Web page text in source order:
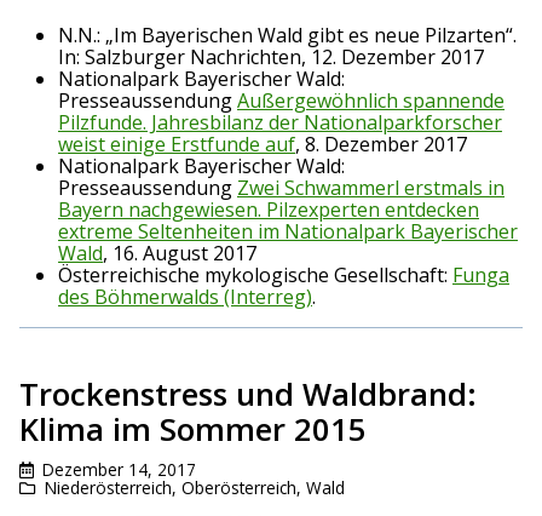
N.N.: „Im Bayerischen Wald gibt es neue Pilzarten“.
In: Salzburger Nachrichten, 12. Dezember 2017
Nationalpark Bayerischer Wald:
PresseaussendungAußergewöhnlich spannende
Pilzfunde. Jahresbilanz der Nationalparkforscher
weist einige Erstfunde auf, 8. Dezember 2017
Nationalpark Bayerischer Wald:
Presseaussendung Zwei Schwammerl erstmals in
Bayern nachgewiesen. Pilzexperten entdecken
extreme Seltenheiten im Nationalpark Bayerischer
Wald, 16. August 2017
Österreichische mykologische Gesellschaft: Funga
des Böhmerwalds (Interreg).
Trockenstress und Waldbrand:
Klima im Sommer 2015
Dezember 14, 2017
Niederösterreich, Oberösterreich, Wald